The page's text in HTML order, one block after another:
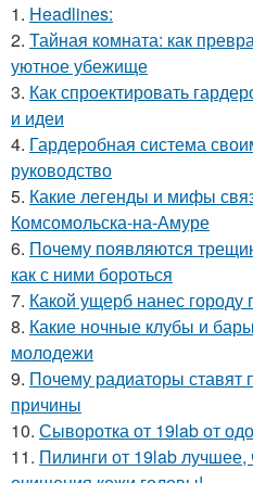
1. Headlines:
2. Тайная комната: как
уютное убежище
3. Как спроектировать
и идеи
4. Гардеробная система
руководство
5. Какие легенды и мифы
Комсомольска-на-Амуре
6. Почему появляются
как с ними бороться
7. Какой ущерб нанес городу
8. Какие ночные клубы и
молодежи
9. Почему радиаторы ставят
причины
10. Сыворотка от 19lab от
11. Пилинги от 19lab лучшее,